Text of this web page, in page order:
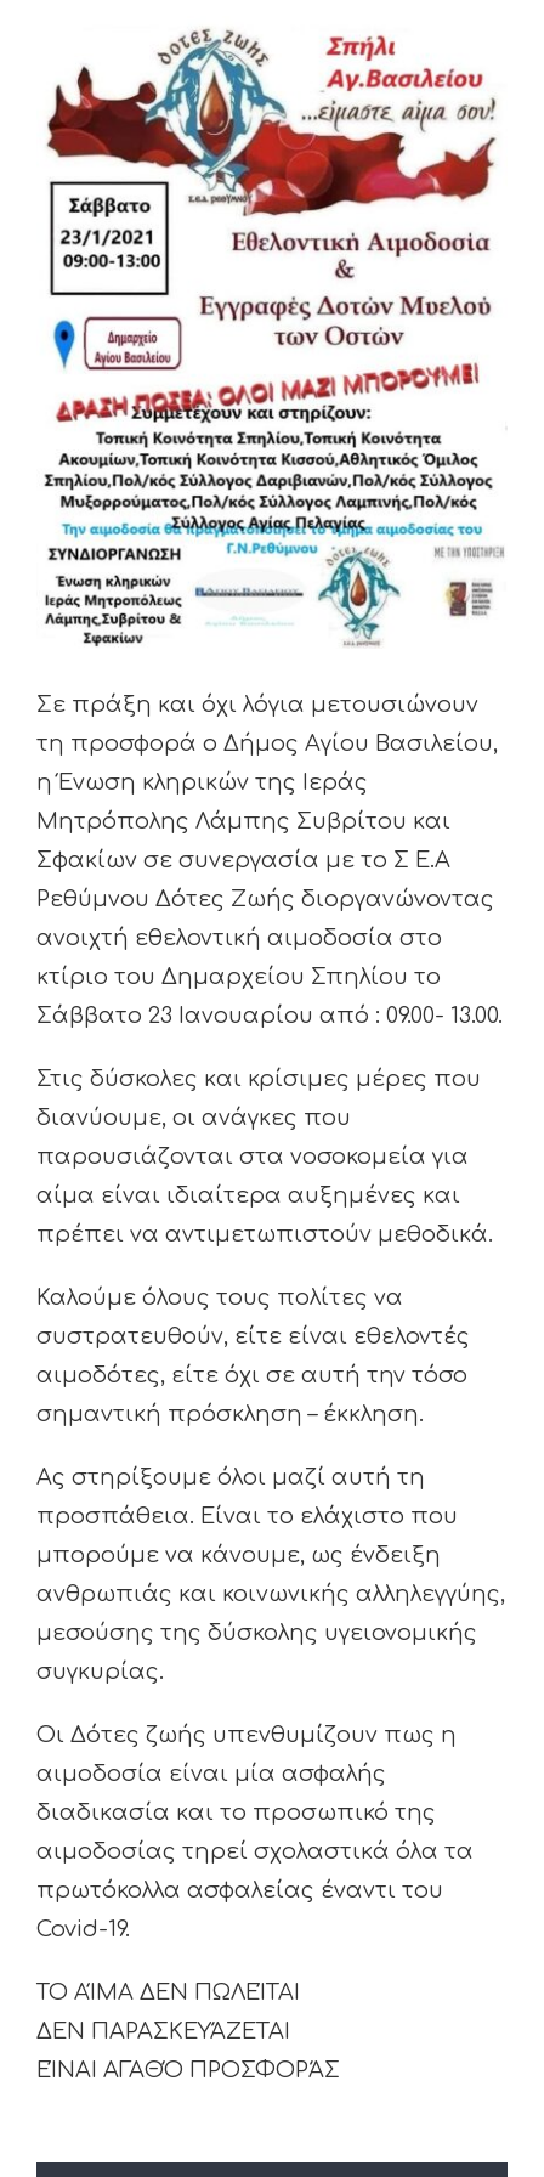
Larger
Image
Σε πράξη και όχι λόγια μετουσιώνουν
τη προσφορά ο Δήμος Αγίου Βασιλείου,
η Ένωση κληρικών της Ιεράς
Μητρόπολης Λάμπης Συβρίτου και
Σφακίων σε συνεργασία με το Σ Ε.Α
Ρεθύμνου Δότες Ζωής διοργανώνοντας
ανοιχτή εθελοντική αιμοδοσία στο
κτίριο του Δημαρχείου Σπηλίου το
Σάββατο 23 Ιανουαρίου από : 09.00- 13.00.
Στις δύσκολες και κρίσιμες μέρες που
διανύουμε, οι ανάγκες που
παρουσιάζονται στα νοσοκομεία για
αίμα είναι ιδιαίτερα αυξημένες και
πρέπει να αντιμετωπιστούν μεθοδικά.
Καλούμε όλους τους πολίτες να
συστρατευθούν, είτε είναι εθελοντές
αιμοδότες, είτε όχι σε αυτή την τόσο
σημαντική πρόσκληση – έκκληση.
Ας στηρίξουμε όλοι μαζί αυτή τη
προσπάθεια. Είναι το ελάχιστο που
μπορούμε να κάνουμε, ως ένδειξη
ανθρωπιάς και κοινωνικής αλληλεγγύης,
μεσούσης της δύσκολης υγειονομικής
συγκυρίας.
Οι Δότες ζωής υπενθυμίζουν πως η
αιμοδοσία είναι μία ασφαλής
διαδικασία και το προσωπικό της
αιμοδοσίας τηρεί σχολαστικά όλα τα
πρωτόκολλα ασφαλείας έναντι του
Covid-19.
ΤΟ ΑΊΜΑ ΔΕΝ ΠΩΛΕΊΤΑΙ
ΔΕΝ ΠΑΡΑΣΚΕΥΆΖΕΤΑΙ
ΕΊΝΑΙ ΑΓΑΘΌ ΠΡΟΣΦΟΡΆΣ